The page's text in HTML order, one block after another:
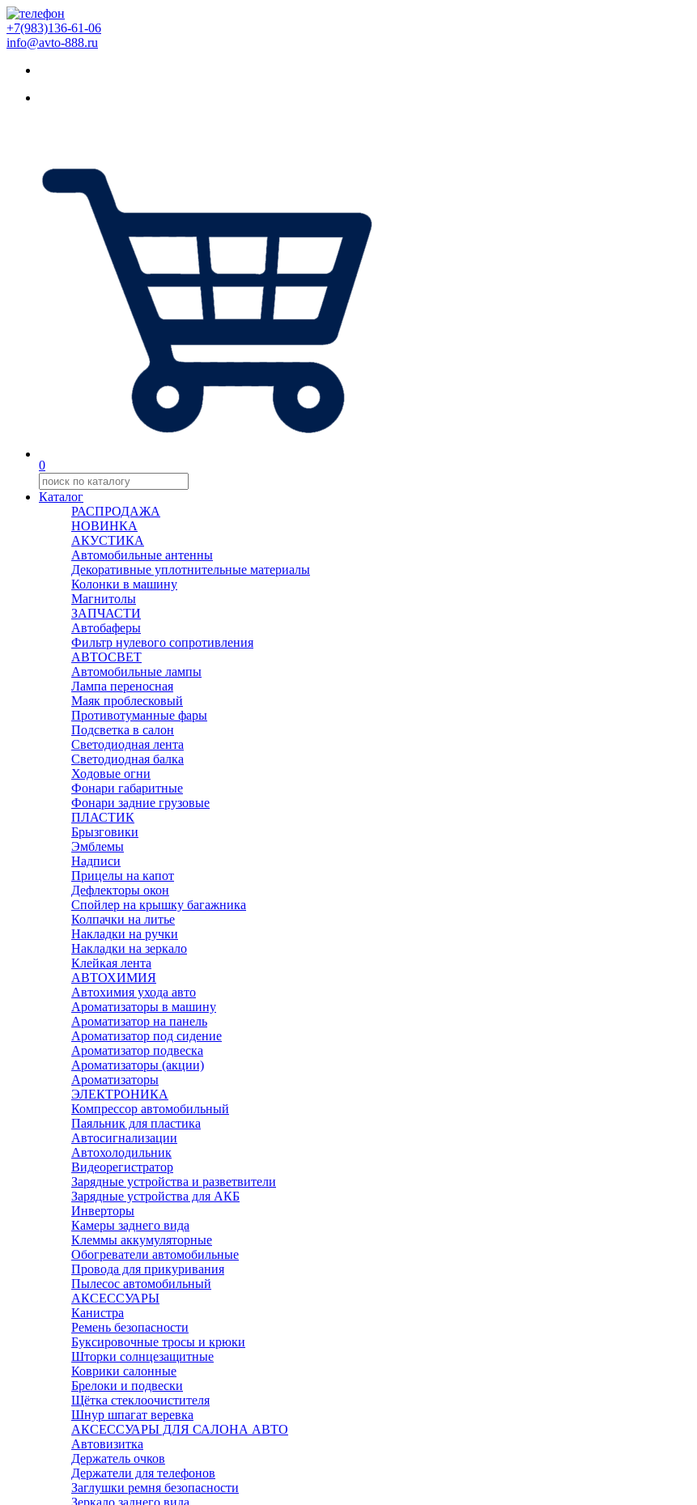
+7(983)136-61-06
info@avto-888.ru
0
Каталог
РАСПРОДАЖА
НОВИНКА
АКУСТИКА
Автомобильные антенны
Декоративные уплотнительные материалы
Колонки в машину
Магнитолы
ЗАПЧАСТИ
Автобаферы
Фильтр нулевого сопротивления
АВТОСВЕТ
Автомобильные лампы
Лампа переносная
Маяк проблесковый
Противотуманные фары
Подсветка в салон
Светодиодная лента
Светодиодная балка
Ходовые огни
Фонари габаритные
Фонари задние грузовые
ПЛАСТИК
Брызговики
Эмблемы
Надписи
Прицелы на капот
Дефлекторы окон
Спойлер на крышку багажника
Колпачки на литье
Накладки на ручки
Накладки на зеркало
Клейкая лента
АВТОХИМИЯ
Автохимия ухода авто
Ароматизаторы в машину
Ароматизатор на панель
Ароматизатор под сидение
Ароматизатор подвеска
Ароматизаторы (акции)
Ароматизаторы
ЭЛЕКТРОНИКА
Компрессор автомобильный
Паяльник для пластика
Автосигнализации
Автохолодильник
Видеорегистратор
Зарядные устройства и разветвители
Зарядные устройства для АКБ
Инверторы
Камеры заднего вида
Клеммы аккумуляторные
Обогреватели автомобильные
Провода для прикуривания
Пылесос автомобильный
АКСЕССУАРЫ
Канистра
Ремень безопасности
Буксировочные тросы и крюки
Шторки солнцезащитные
Коврики салонные
Брелоки и подвески
Щётка стеклоочистителя
Шнур шпагат веревка
АКСЕССУАРЫ ДЛЯ САЛОНА АВТО
Автовизитка
Держатель очков
Держатели для телефонов
Заглушки ремня безопасности
Зеркало заднего вида